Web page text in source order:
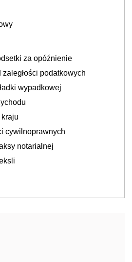
za opóźnienie
zaległości podatkowych
wypadkowej
kraju
cywilnoprawnych
notarialnej